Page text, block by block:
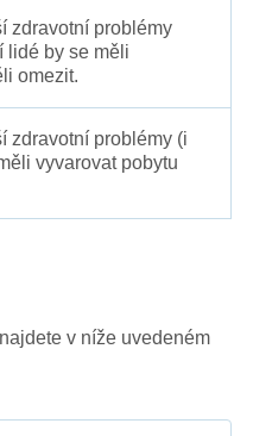
zdravotní problémy
lidé by se měli
omezit.
zdravotní problémy (i
vyvarovat pobytu
v níže uvedeném